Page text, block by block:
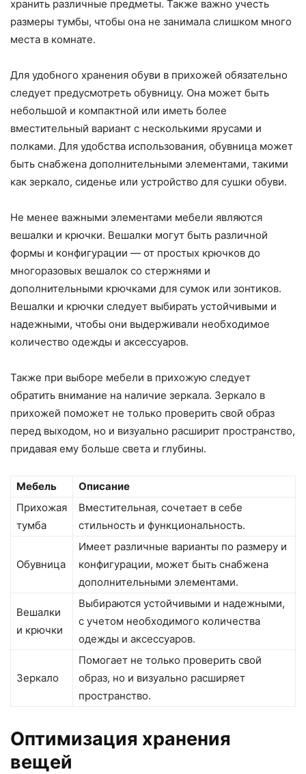
хранить различные предметы. Также важно учесть
размеры тумбы, чтобы она не занимала слишком много
места в комнате.
Для удобного хранения обуви в прихожей обязательно
следует предусмотреть обувницу. Она может быть
небольшой и компактной или иметь более
вместительный вариант с несколькими ярусами и
полками. Для удобства использования, обувница может
быть снабжена дополнительными элементами, такими
как зеркало, сиденье или устройство для сушки обуви.
Не менее важными элементами мебели являются
вешалки и крючки. Вешалки могут быть различной
формы и конфигурации — от простых крючков до
многоразовых вешалок со стержнями и
дополнительными крючками для сумок или зонтиков.
Вешалки и крючки следует выбирать устойчивыми и
надежными, чтобы они выдерживали необходимое
количество одежды и аксессуаров.
Также при выборе мебели в прихожую следует
обратить внимание на наличие зеркала. Зеркало в
прихожей поможет не только проверить свой образ
перед выходом, но и визуально расширит пространство,
придавая ему больше света и глубины.
Мебель
Описание
Прихожая
тумба
Вместительная, сочетает в себе
стильность и функциональность.
Обувница
Имеет различные варианты по размеру и
конфигурации, может быть снабжена
дополнительными элементами.
Вешалки
и крючки
Выбираются устойчивыми и надежными,
с учетом необходимого количества
одежды и аксессуаров.
Зеркало
Помогает не только проверить свой
образ, но и визуально расширяет
пространство.
Оптимизация хранения
вещей